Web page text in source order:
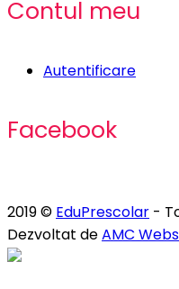
Contul meu
Autentificare
Facebook
2019 © EduPrescolar -
Dezvoltat deAMC